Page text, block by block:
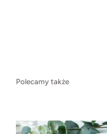
Polecamy także